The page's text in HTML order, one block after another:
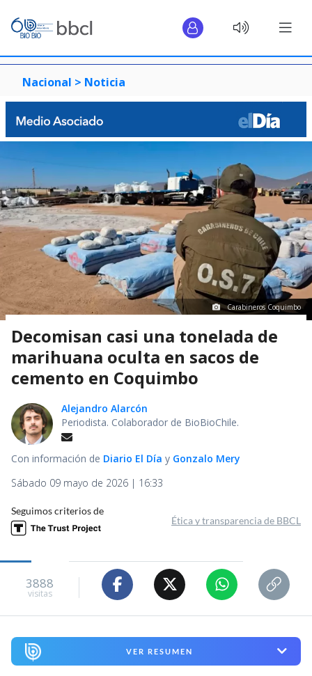
Nacional > Noticia
Carabineros Coquimbo
Decomisan casi una tonelada de
marihuana oculta en sacos de
cemento en Coquimbo
Alejandro Alarcón
Periodista. Colaborador de BioBioChile.
Con información de Diario El Día y Gonzalo Mery
Sábado 09 mayo de 2026 | 16:33
Seguimos criterios de
Ética y transparencia de BBCL
3888
visitas
VER RESUMEN